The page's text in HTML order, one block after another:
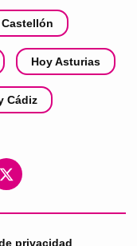
Castellón
Hoy Asturias
Cádiz
privacidad